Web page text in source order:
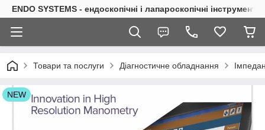
ENDO SYSTEMS - ендоскопічні і лапароскопічні інструменти
Товари та послуги Діагностичне обладнання
NEW